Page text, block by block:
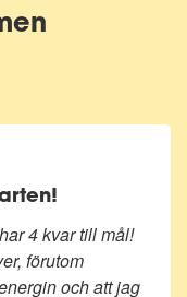
4 kvar till mål!
förutom
och att jag